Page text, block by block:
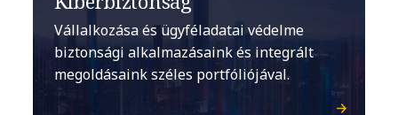
Vállalkozása és ügyféladatai védelme
biztonsági alkalmazásaink és integrált
megoldásaink széles portfóliójával.